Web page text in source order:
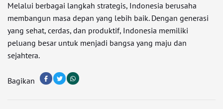
Melalui berbagai langkah strategis, Indonesia berusaha
membangun masa depan yang lebih baik. Dengan generasi
yang sehat, cerdas, dan produktif, Indonesia memiliki
peluang besar untuk menjadi bangsa yang maju dan
sejahtera.
Bagikan